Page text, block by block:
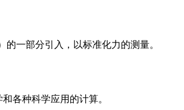
一部分引入，以标准化力的测量。
各种科学应用的计算。